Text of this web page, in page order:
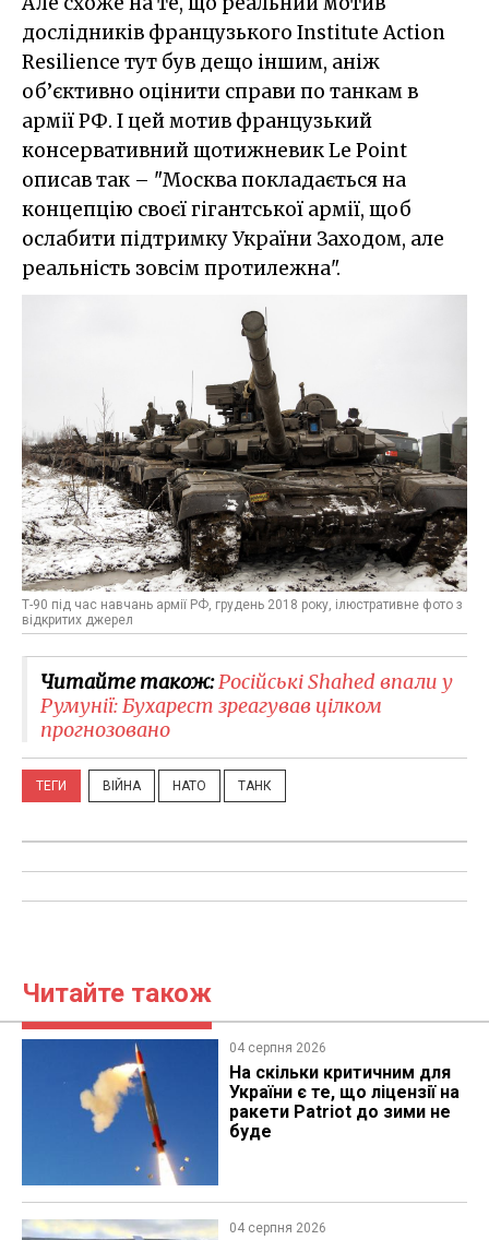
дослідників французького Institute Action
Resilience тут був дещо іншим, аніж
об’єктивно оцінити справи по танкам в
армії РФ. І цей мотив французький
консервативний щотижневик Le Point
описав так – "Москва покладається на
концепцію своєї гігантської армії, щоб
ослабити підтримку України Заходом, але
реальність зовсім протилежна".
Т-90 під час навчань армії РФ, грудень 2018 року, ілюстративне фото з
відкритих джерел
Читайте також:Російські Shahed впали у
Румунії: Бухарест зреагував цілком
прогнозовано
ТЕГИ ВІЙНА НАТО ТАНК
Читайте також
04 серпня 2026
На скільки критичним для
України є те, що ліцензії на
ракети Patriot до зими не
буде
04 серпня 2026